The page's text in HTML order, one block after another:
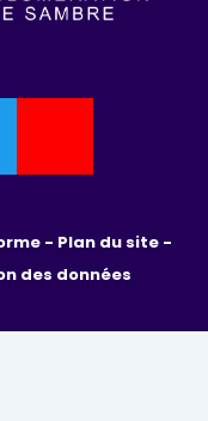
-
des données